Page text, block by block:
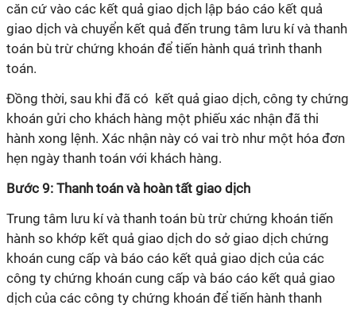
căn cứ vào các kết quả giao dịch lập báo cáo kết quả
giao dịch và chuyển kết quả đến trung tâm lưu kí và thanh
toán bù trừ chứng khoán để tiến hành quá trình thanh
toán.
Đồng thời, sau khi đã có kết quả giao dịch, công ty chứng
khoán gửi cho khách hàng một phiếu xác nhận đã thi
hành xong lệnh. Xác nhận này có vai trò như một hóa đơn
hẹn ngày thanh toán với khách hàng.
Bước 9: Thanh toán và hoàn tất giao dịch
Trung tâm lưu kí và thanh toán bù trừ chứng khoán tiến
hành so khớp kết quả giao dịch do sở giao dịch chứng
khoán cung cấp và báo cáo kết quả giao dịch của các
công ty chứng khoán cung cấp và báo cáo kết quả giao
dịch của các công ty chứng khoán để tiến hành thanh